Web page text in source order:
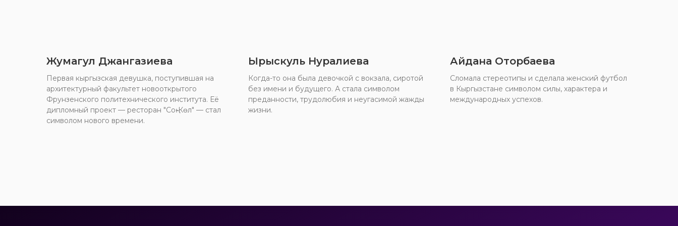
Жумагул Джангазиева
Первая кыргызская девушка, поступившая на
архитектурный факультет новооткрытого
Фрунзенского политехнического института. Её
дипломный проект — ресторан "Соң-Көл" — стал
символом нового времени.
Ырыскуль Нуралиева
Когда-то она была девочкой с вокзала, сиротой
без имени и будущего. А стала символом
преданности, трудолюбия и неугасимой жажды
жизни.
Айдана Оторбаева
Cломала стереотипы и сделала женский футбол
в Кыргызстане символом силы, характера и
международных успехов.